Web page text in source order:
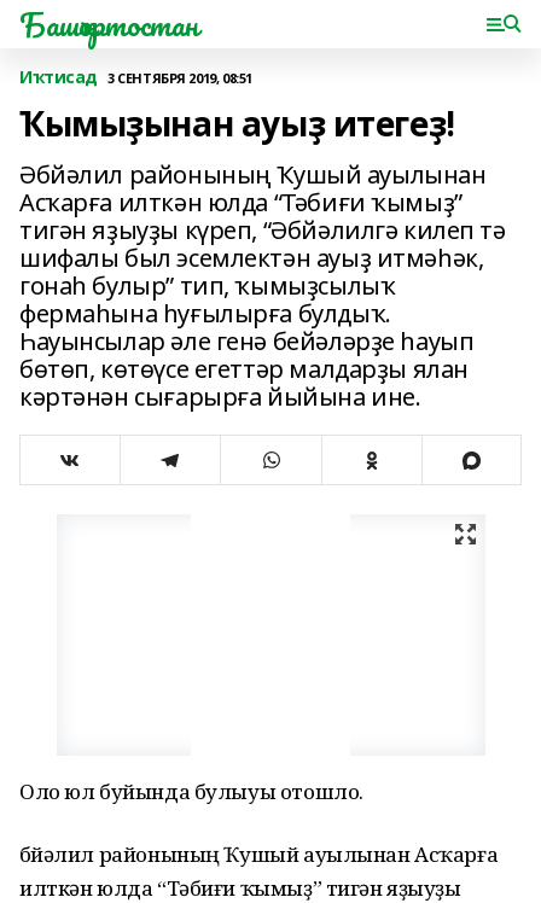
Башҡортостан
Иҡтисад 3 СЕНТЯБРЯ 2019, 08:51
Ҡымыҙынан ауыҙ итегеҙ!
Әбйәлил районының Ҡушый ауылынан
Асҡарға илткән юлда “Тәбиғи ҡымыҙ”
тигән яҙыуҙы күреп, “Әбйәлилгә килеп тә
шифалы был эсемлектән ауыҙ итмәһәк,
гонаһ булыр” тип, ҡымыҙсылыҡ
фермаһына һуғылырға булдыҡ.
Һауынсылар әле генә бейәләрҙе һауып
бөтөп, көтөүсе егеттәр малдарҙы ялан
кәртәнән сығарырға йыйына ине.
Оло юл буйында булыуы отошло.
Әбйәлил районының Ҡушый ауылынан Асҡарға
илткән юлда “Тәбиғи ҡымыҙ” тигән яҙыуҙы